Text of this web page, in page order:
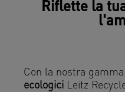
Riflette la
Con la nostra
ecologici Leitz